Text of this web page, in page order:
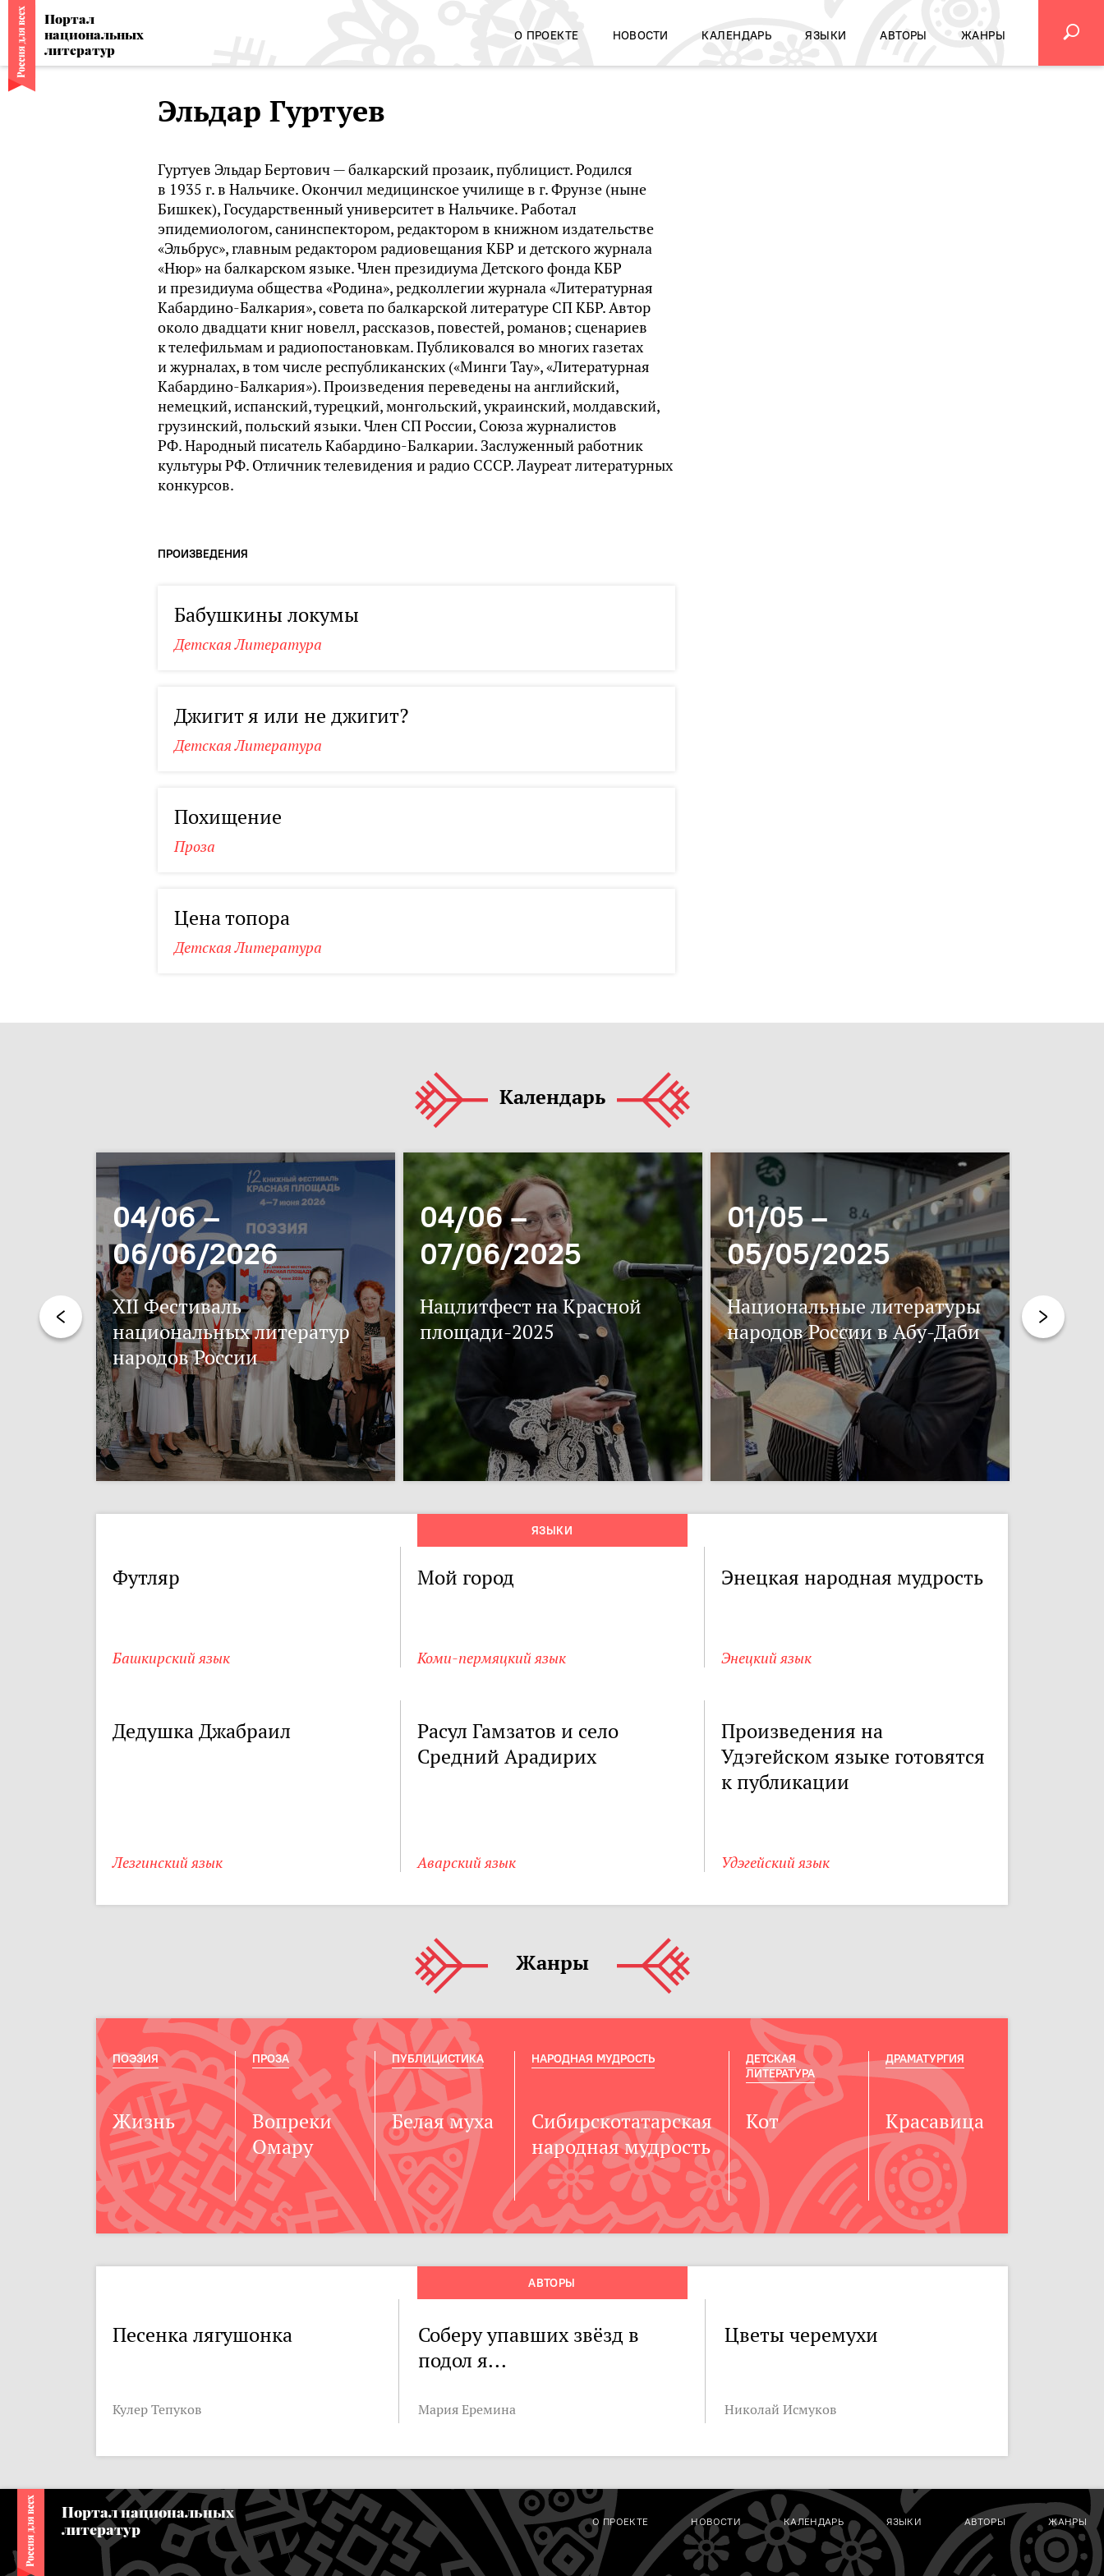
Портал
национальных
литератур
О ПРОЕКТЕ НОВОСТИ КАЛЕНДАРЬ ЯЗЫКИ АВТОРЫ ЖАНРЫ
Эльдар Гуртуев
Гуртуев Эльдар Бертович — балкарский прозаик, публицист. Родился
в 1935 г. в Нальчике. Окончил медицинское училище в г. Фрунзе (ныне
Бишкек), Государственный университет в Нальчике. Работал
эпидемиологом, санинспектором, редактором в книжном издательстве
«Эльбрус», главным редактором радиовещания КБР и детского журнала
«Нюр» на балкарском языке. Член президиума Детского фонда КБР
и президиума общества «Родина», редколлегии журнала «Литературная
Кабардино-Балкария», совета по балкарской литературе СП КБР. Автор
около двадцати книг новелл, рассказов, повестей, романов; сценариев
к телефильмам и радиопостановкам. Публиковался во многих газетах
и журналах, в том числе республиканских («Минги Тау», «Литературная
Кабардино-Балкария»). Произведения переведены на английский,
немецкий, испанский, турецкий, монгольский, украинский, молдавский,
грузинский, польский языки. Член СП России, Союза журналистов
РФ. Народный писатель Кабардино-Балкарии. Заслуженный работник
культуры РФ. Отличник телевидения и радио СССР. Лауреат литературных
конкурсов.
ПРОИЗВЕДЕНИЯ
Бабушкины локумы
Детская Литература
Джигит я или не джигит?
Детская Литература
Похищение
Проза
Цена топора
Детская Литература
Календарь
04/06 –
06/06/2026
XII Фестиваль
национальных литератур
народов России
04/06 –
07/06/2025
Нацлитфест на Красной
площади-2025
01/05 –
05/05/2025
Национальные литературы
народов России в Абу-Даби
ЯЗЫКИ
Футляр
Башкирский язык
Мой город
Коми-пермяцкий язык
Энецкая народная мудрость
Энецкий язык
Дедушка Джабраил
Лезгинский язык
Расул Гамзатов и село
Средний Арадирих
Аварский язык
Произведения на
Удэгейском языке готовятся
к публикации
Удэгейский язык
Жанры
Жизнь
ПОЭЗИЯ
Вопреки
Омару
ПРОЗА
Белая муха
ПУБЛИЦИСТИКА
Сибирскотатарская
народная мудрость
НАРОДНАЯ МУДРОСТЬ
Кот
ДЕТСКАЯ
ЛИТЕРАТУРА
Красавица
ДРАМАТУРГИЯ
АВТОРЫ
Песенка лягушонка
Кулер Тепуков
Соберу упавших звёзд в
подол я...
Мария Еремина
Цветы черемухи
Николай Исмуков
Портал национальных
литератур
О ПРОЕКТЕ НОВОСТИ КАЛЕНДАРЬ ЯЗЫКИ АВТОРЫ ЖАНРЫ